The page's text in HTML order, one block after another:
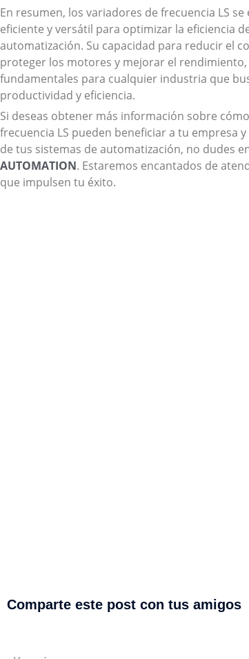
En resumen, los variadores de frecuencia LS
eficiente y versátil para optimizar la eficiencia
automatización. Su capacidad para reducir el
proteger los motores y mejorar el
fundamentales para cualquier industria que
productividad y eficiencia.
Si deseas obtener más información sobre
frecuencia LS pueden beneficiar a tu empresa
de tus sistemas de automatización, no dudes
AUTOMATION. Estaremos encantados de
que impulsen tu éxito.
Comparte este post con tus amigos